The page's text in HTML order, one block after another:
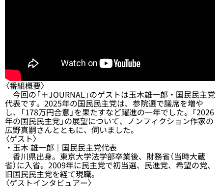
〈番組概要〉
今回の「＋JOURNAL」のゲストは玉木雄一郎・国民民主党
代表です。2025年の国民民主党は、参院選で議席を増や
し、「178万円合意」を果たすなど躍進の一年でした。「2026
年の国民民主党」の展望について、ノンフィクション作家の
広野真嗣さんとともに、伺いました。
〈ゲスト〉
・玉木 雄一郎｜国民民主党代表
香川県出身。東京大学法学部卒業後、財務省（当時大蔵
省）に入省。2009年に民主党で初当選、民進党、希望の党、
旧国民民主党を経て現職。
〈ゲストインタビュアー〉